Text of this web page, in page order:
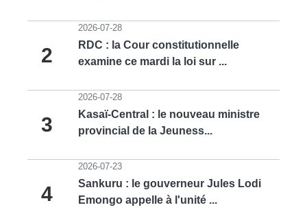
2
2026-07-28
RDC : la Cour constitutionnelle
examine ce mardi la loi sur ...
3
2026-07-28
Kasaï-Central : le nouveau ministre
provincial de la Jeuness...
4
2026-07-23
Sankuru : le gouverneur Jules Lodi
Emongo appelle à l'unité ...